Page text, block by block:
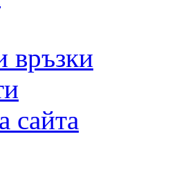
връзки
сайта